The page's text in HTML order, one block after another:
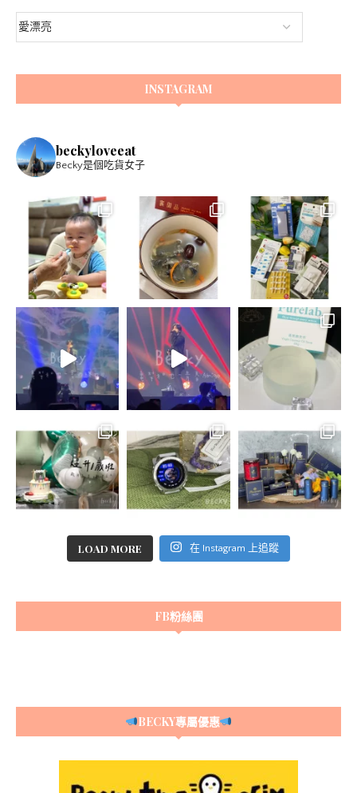
INSTAGRAM
beckyloveeat
Becky是個吃貨女子
LOAD MORE 在 Instagram 上追蹤
FB粉絲團
BECKY專屬優惠